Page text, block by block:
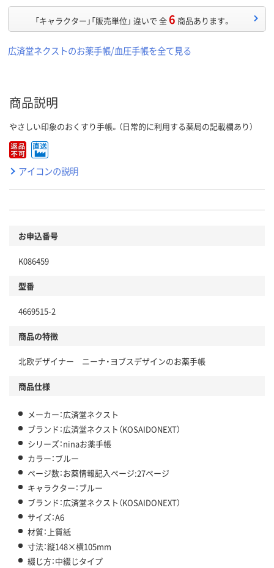
「キャラクター」「販売単位」 違いで 全6 商品あります。
広済堂ネクストのお薬手帳/血圧手帳を全て見る
商品説明
やさしい印象のおくすり手帳。（日常的に利用する薬局の記載欄あり）
アイコンの説明
お申込番号
K086459
型番
4669515-2
商品の特徴
北欧デザイナー ニーナ・ヨブスデザインのお薬手帳
商品仕様
メーカー：広済堂ネクスト
ブランド：広済堂ネクスト（KOSAIDONEXT）
シリーズ：ninaお薬手帳
カラー：ブルー
ページ数：お薬情報記入ページ:27ページ
キャラクター：ブルー
ブランド：広済堂ネクスト（KOSAIDONEXT）
サイズ：A6
材質：上質紙
寸法：縦148×横105mm
綴じ方：中綴じタイプ